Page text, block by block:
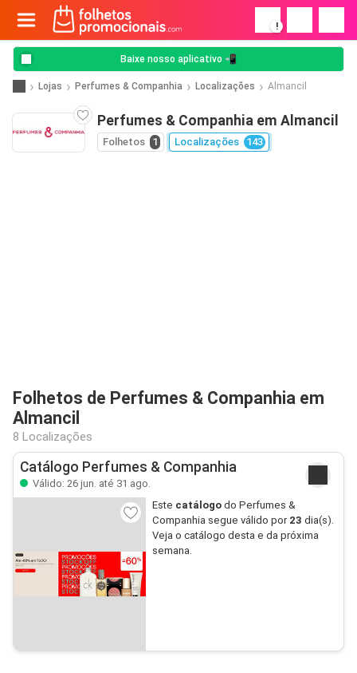
!
Baixe nosso aplicativo 📲
Lojas Perfumes & Companhia Localizações Almancil
Perfumes & Companhia em Almancil
Folhetos 1 Localizações 143
Folhetos de Perfumes & Companhia em
Almancil
8 Localizações
Catálogo Perfumes & Companhia
Válido: 26 jun. até 31 ago.
Este catálogodo Perfumes &
Companhia segue válido por 23 dia(s).
Veja o catálogo desta e da próxima
semana.